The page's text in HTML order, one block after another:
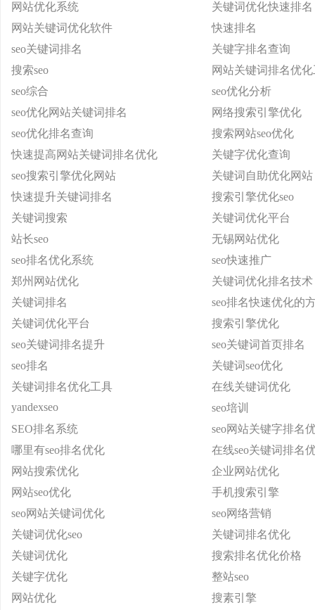
网站优化系统
关键词优化快速排名
网站关键词优化软件
快速排名
seo关键词排名
关键字排名查询
搜索seo
网站关键词排名优
seo综合
seo优化分析
seo优化网站关键词排名
网络搜索引擎优化
seo优化排名查询
搜索网站seo优化
快速提高网站关键词排名优化
关键字优化查询
seo搜索引擎优化网站
关键词自助优化网站
快速提升关键词排名
搜索引擎优化seo
关键词搜索
关键词优化平台
站长seo
无锡网站优化
seo排名优化系统
seo快速推广
郑州网站优化
关键词优化排名技术
关键词排名
seo排名快速优化的
关键词优化平台
搜索引擎优化
seo关键词排名提升
seo关键词首页排名
seo排名
关键词seo优化
关键词排名优化工具
在线关键词优化
yandexseo
seo培训
SEO排名系统
seo网站关键字排名
哪里有seo排名优化
在线seo关键词排名
网站搜索优化
企业网站优化
网站seo优化
手机搜索引擎
seo网站关键词优化
seo网络营销
关键词优化seo
关键词排名优化
关键词优化
搜索排名优化价格
关键字优化
整站seo
网站优化
搜素引擎